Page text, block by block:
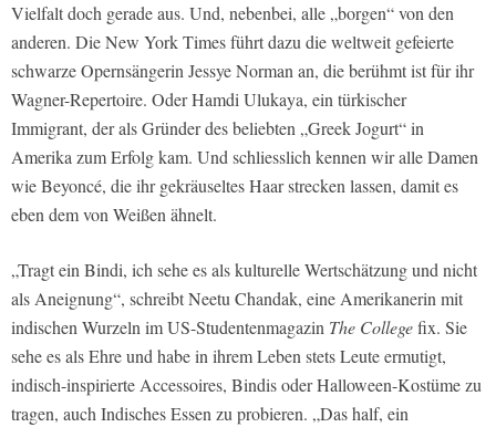
Vielfalt doch gerade aus. Und, nebenbei, alle „borgen“ von den
anderen. DieNew York Times führtdazu die weltweit gefeierte
schwarze Opernsängerin Jessye Norman an, die berühmt ist für ihr
Wagner-Repertoire. Oder Hamdi Ulukaya, ein türkischer
Immigrant, der als Gründer des beliebten „Greek Jogurt“ in
Amerika zum Erfolg kam. Und schliesslich kennen wir alle Damen
wie Beyoncé, die ihr gekräuseltes Haar strecken lassen, damit es
eben dem von Weißen ähnelt.
„Tragt ein Bindi, ich sehe es als kulturelle Wertschätzung und nicht
als Aneignung“, schreibt Neetu Chandak, eine Amerikanerin mit
indischen Wurzeln im US-Studentenmagazin The Collegefix. Sie
sehe es als Ehre und habe in ihrem Leben stets Leute ermutigt,
indisch-inspirierte Accessoires, Bindis oder Halloween-Kostüme zu
tragen, auch Indisches Essen zu probieren. „Das half, ein